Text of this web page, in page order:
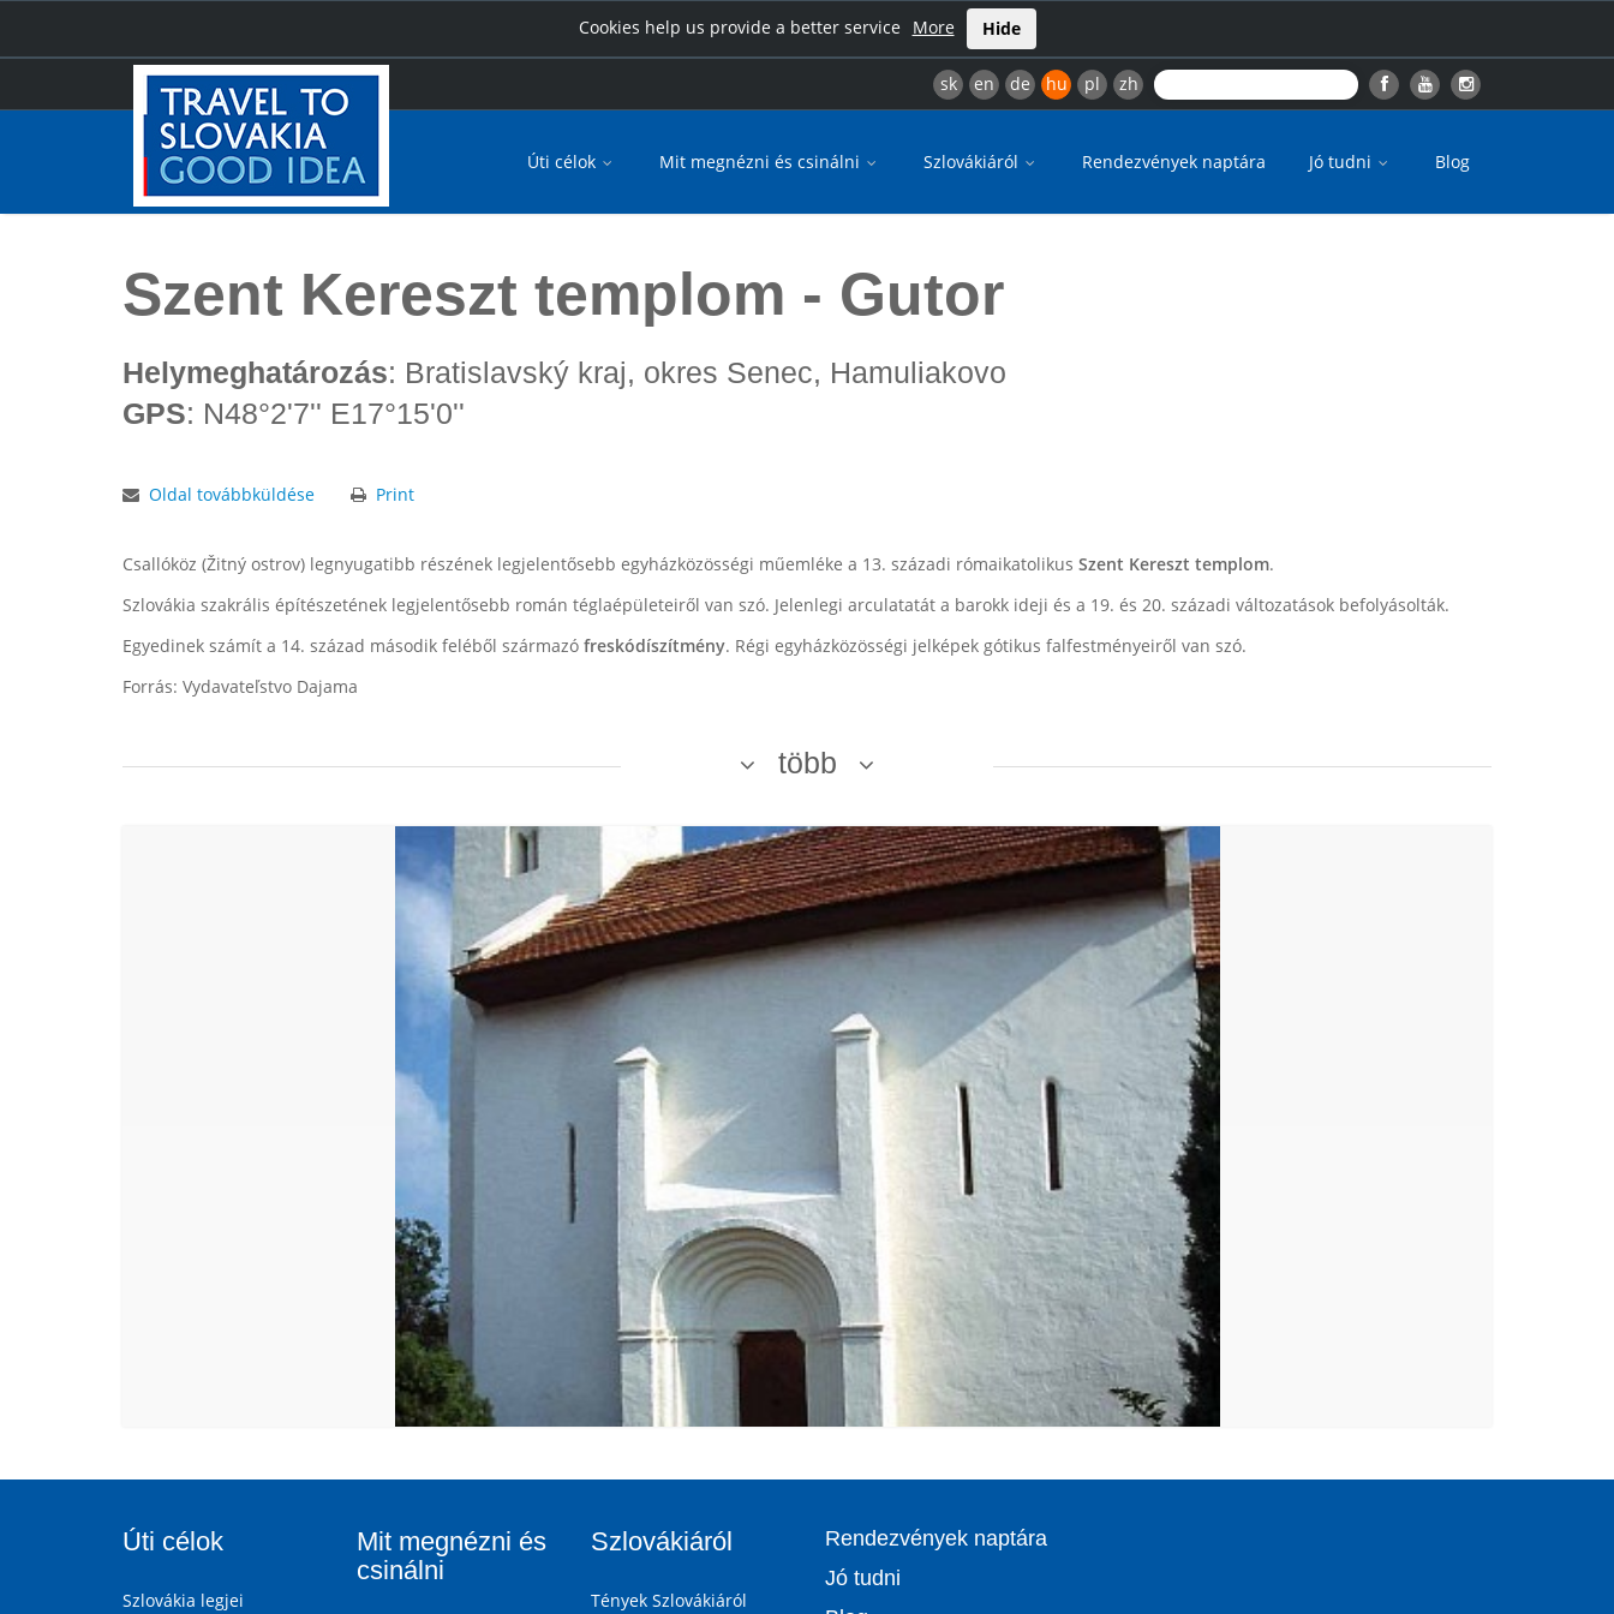
Cookies help us provide a better service More Hide
sk en de hu pl zh
Úti célok Mit megnézni és csinálni Szlovákiáról Rendezvények naptára Jó tudni Blog
Főoldal Szent Kereszt templom - Gutor
Szent Kereszt templom - Gutor
Helymeghatározás: Bratislavský kraj, okres Senec, Hamuliakovo
GPS: N48°2'7'' E17°15'0''
Oldal továbbküldése Print
Csallóköz (Žitný ostrov) legnyugatibb részének legjelentősebb egyházközösségi műemléke a 13. századi rómaikatolikus Szent Kereszt templom.
Szlovákia szakrális építészetének legjelentősebb román téglaépületeiről van szó. Jelenlegi arculatatát a barokk ideji és a 19. és 20. századi változatások befolyásolták.
Egyedinek számít a 14. század második feléből származó freskódíszítmény. Régi egyházközösségi jelképek gótikus falfestményeiről van szó.
Forrás: Vydavateľstvo Dajama
több
Úti célok
Szlovákia legjei
Mit megnézni és
csinálni
Szlovákiáról
Tények Szlovákiáról
Rendezvények naptára
Jó tudni